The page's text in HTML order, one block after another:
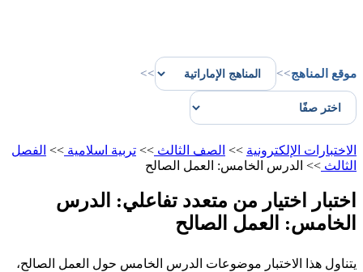
موقع المناهج>>
>>
الاختبارات الإلكترونية >> الصف الثالث >> تربية اسلامية >> الفصل
الثالث >> الدرس الخامس: العمل الصالح
اختبار اختيار من متعدد تفاعلي: الدرس
الخامس: العمل الصالح
يتناول هذا الاختبار موضوعات الدرس الخامس حول العمل الصالح،